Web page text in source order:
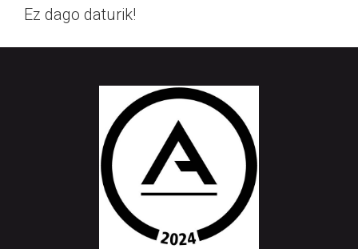
Ez dago daturik!